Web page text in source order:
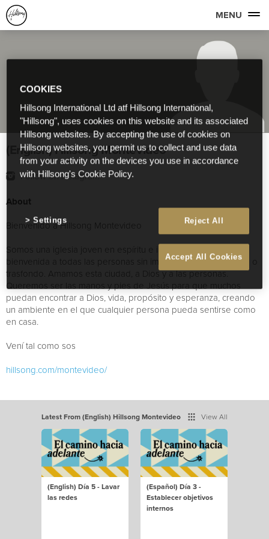
MENU
(English) Hillsong Montevideo
Follow on Instagram
About
Bienvenido a Hillsong Montevideo
Somos una iglesia joven en espíritu e inclusiva que da la
bienvenida a todas las personas sin importar su estilo de vida o
trasfondo. Amamos esta ciudad, a Dios y a las personas.
Queremos ser las manos y pies de Jesús para que muchos
puedan encontrar a Dios, vida, propósito y esperanza, creando
un ambiente en el que cualquier persona pueda sentirse como
en casa.
Vení tal como sos
hillsong.com/montevideo/
Latest From (English) Hillsong Montevideo View All
(English) Día 5 - Lavar
las redes
(Español) Día 3 -
Establecer objetivos
internos
COOKIES
Hillsong International Ltd atf Hillsong International,
"Hillsong", uses cookies on this website and its associated
Hillsong websites. By accepting the use of cookies on
Hillsong websites, you permit us to collect and use data
from your activity on the devices you use in accordance
with Hillsong's Cookie Policy.
Reject All
Accept All Cookies
Settings